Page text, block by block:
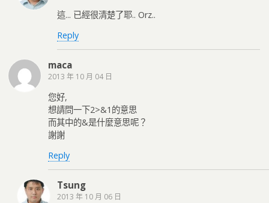
這... 已經很清楚了耶.. Orz..
Reply
maca
2013 年 10 月 04 日
您好,
想請問一下2>&1的意思
而其中的&是什麼意思呢？
謝謝
Reply
Tsung
2013 年 10 月 06 日